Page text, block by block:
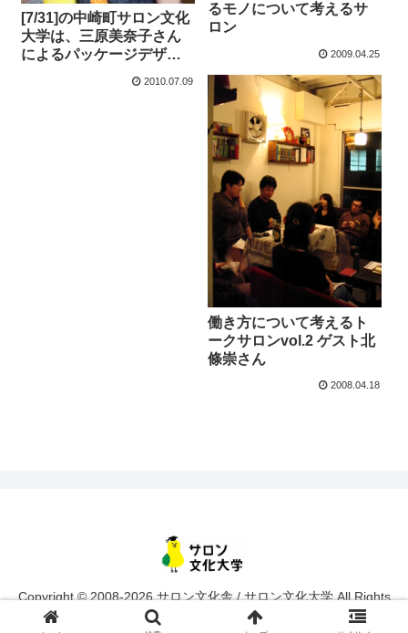
[7/31]の中崎町サロン文化
大学は、三原美奈子さん
によるパッケージデザイ
2010.07.09
るモノについて考えるサ
ロン
2009.04.25
働き方について考えるト
ークサロンvol.2 ゲスト北
條崇さん
2008.04.18
Copyright © 2008-2026 サロン文化舎 / サロン文化大学 All Rights